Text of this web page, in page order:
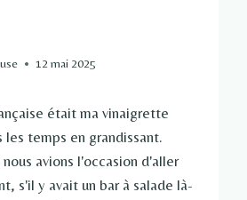
12 mai 2025
était ma vinaigrette
temps en grandissant.
avions l'occasion d'aller
s'il y avait un bar à salade là-